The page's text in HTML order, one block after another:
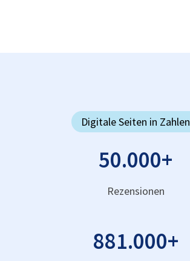
Digitale Seiten in Zahlen
50.000+
Rezensionen
881.000+